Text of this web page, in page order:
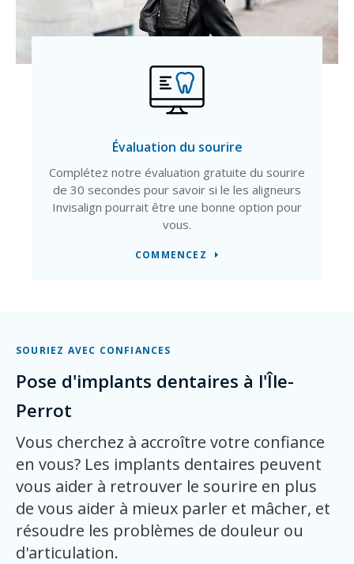
Évaluation du sourire
Complétez notre évaluation gratuite du sourire
de 30 secondes pour savoir si le les aligneurs
Invisalign pourrait être une bonne option pour
vous.
COMMENCEZ
SOURIEZ AVEC CONFIANCES
Pose d'implants dentaires à l'Île-
Perrot
Vous cherchez à accroître votre confiance
en vous? Les implants dentaires peuvent
vous aider à retrouver le sourire en plus
de vous aider à mieux parler et mâcher, et
résoudre les problèmes de douleur ou
d'articulation.